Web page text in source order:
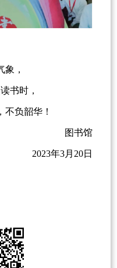
象，
书时，
不负韶华！
图书馆
2023年3月20日